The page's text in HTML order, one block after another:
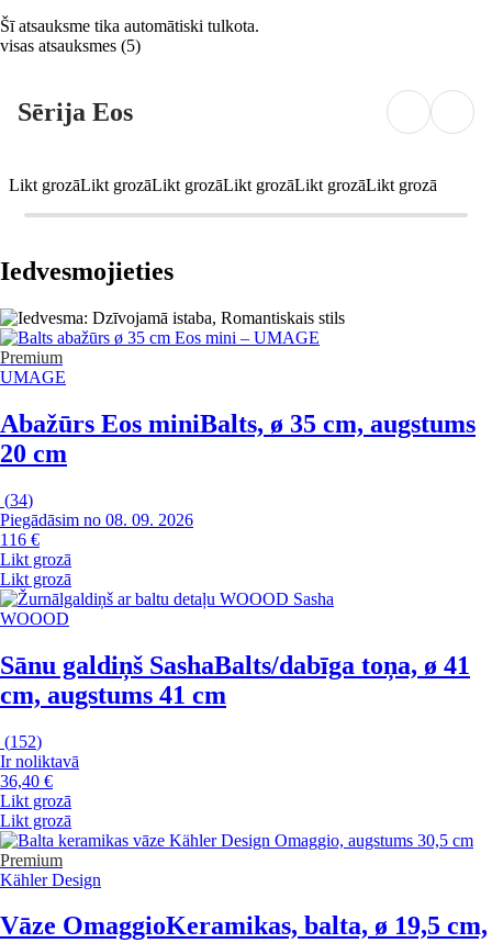
Šī atsauksme tika automātiski tulkota.
visas atsauksmes (5)
Sērija Eos
Likt grozāLikt grozāLikt grozāLikt grozāLikt grozāLikt grozā
Iedvesmojieties
Premium
UMAGE
Abažūrs Eos miniBalts, ø 35 cm, augstums
20 cm
(34)
Piegādāsim no 08. 09. 2026
116 €
Likt grozā
Likt grozā
WOOOD
Sānu galdiņš SashaBalts/dabīga toņa, ø 41
cm, augstums 41 cm
(152)
Ir noliktavā
36,40 €
Likt grozā
Likt grozā
Premium
Kähler Design
Vāze OmaggioKeramikas, balta, ø 19,5 cm,